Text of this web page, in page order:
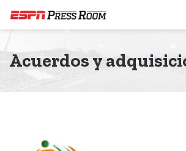
Acuerdos y